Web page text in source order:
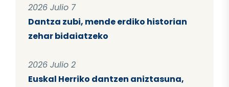
2026 Julio 7
Dantza zubi, mende erdiko historian
zehar bidaiatzeko
2026 Julio 2
Euskal Herriko dantzen aniztasuna,